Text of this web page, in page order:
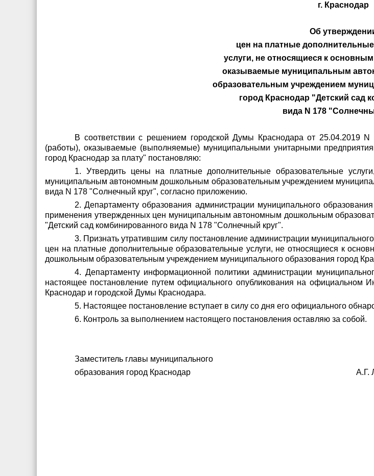
г. Краснодар
Об
цен на платные
услуги, не относящиеся к
оказываемые муниципальным
образовательным учреждением
город Краснодар "Детский сад
вида N 178
В соответствии с решением городской Думы Краснодара от 25.04.2019
(работы), оказываемые (выполняемые) муниципальными унитарными
город Краснодар за плату" постановляю:
1. Утвердить цены на платные дополнительные образовательные
муниципальным автономным дошкольным образовательным учреждением
вида N 178 "Солнечный круг", согласно приложению.
2. Департаменту образования администрации муниципального
применения утвержденных цен муниципальным автономным дошкольным
"Детский сад комбинированного вида N 178 "Солнечный круг".
3. Признать утратившим силу постановление администрации
цен на платные дополнительные образовательные услуги, не относящиеся к
дошкольным образовательным учреждением муниципального образования город
4. Департаменту информационной политики администрации
настоящее постановление путем официального опубликования на официальном
Краснодар и городской Думы Краснодара.
5. Настоящее постановление вступает в силу со дня его официального
6. Контроль за выполнением настоящего постановления оставляю за собой.
Заместитель главы муниципального
образования город Краснодар А.Г.